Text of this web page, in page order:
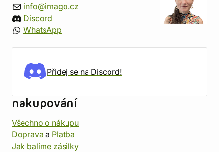
info@imago.cz
Discord
WhatsApp
Přidej se na Discord!
nakupování
Všechno o nákupu
Doprava a Platba
Jak balíme zásilky